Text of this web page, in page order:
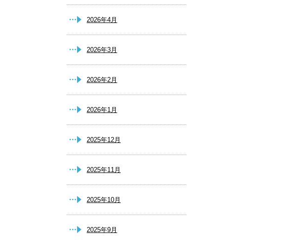
2026年4月
2026年3月
2026年2月
2026年1月
2025年12月
2025年11月
2025年10月
2025年9月